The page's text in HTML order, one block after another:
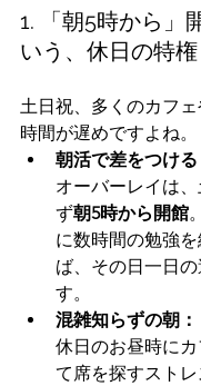
1. 「朝5時から」
いう、休日の特権
土日祝、多くのカフ
時間が遅めですよね。
朝活で差をつける
オーバーレイは
ず朝5時から開館
に数時間の勉強を
ば、その日一日
す。
混雑知らずの朝：
休日のお昼時に
て席を探すストレ